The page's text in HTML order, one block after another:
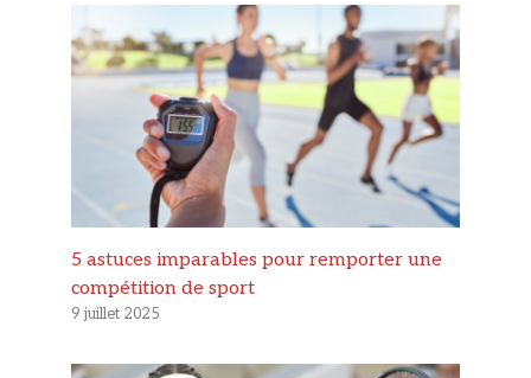
5 astuces imparables pour remporter une
compétition de sport
9 juillet 2025